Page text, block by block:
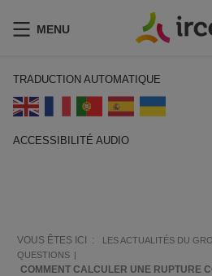
MENU
TRADUCTION AUTOMATIQUE
ACCESSIBILITÉ AUDIO
VOUS ÊTES ICI : LES ACTUALITÉS DU
QUESTIONS
COMMENT CALCULER UNE RUPTURE